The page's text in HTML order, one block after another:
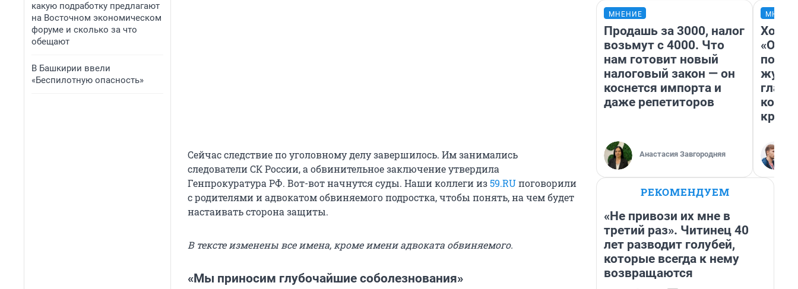
какую подработку предлагают
на Восточном экономическом
форуме и сколько за что
обещают
В Башкирии ввели
«Беспилотную опасность»
Сейчас следствие по уголовному делу завершилось. Им занимались
следователи СК России, а обвинительное заключение утвердила
Генпрокуратура РФ. Вот-вот начнутся суды. Наши коллеги из59.RUпоговорили
с родителями и адвокатом обвиняемого подростка, чтобы понять, на чем будет
настаивать сторона защиты.
В тексте изменены все имена, кроме имени адвоката обвиняемого.
«Мы приносим глубочайшие соболезнования»
МНЕНИЕ
Продашь за 3000, налог
возьмут с 4000. Что
нам готовит новый
налоговый закон — он
коснется импорта и
даже репетиторов
Анастасия Завгородняя
Хоть
РЕКОМЕНДУЕМ
«Не привози их мне в
третий раз». Читинец 40
лет разводит голубей,
которые всегда к нему
возвращаются